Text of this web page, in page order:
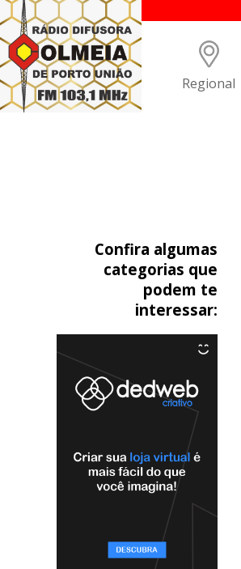
Regional
Confira algumas
categorias que
podem te
interessar: